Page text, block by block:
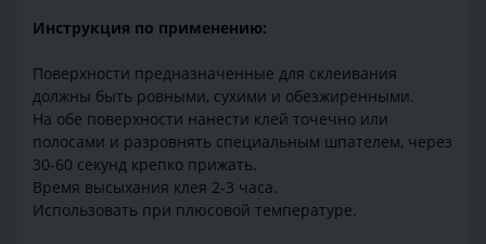
Инструкция по применению:
Поверхности предназначенные для склеивания
должны быть ровными, сухими и обезжиренными.
На обе поверхности нанести клей точечно или
полосами и разровнять специальным шпателем, через
30-60 секунд крепко прижать.
Время высыхания клея 2-3 часа.
Использовать при плюсовой температуре.